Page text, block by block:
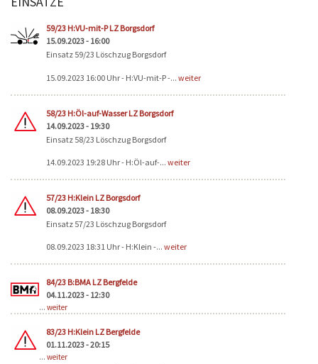
59/23 H:VU-mit-P LZ Borgsdorf
15.09.2023 - 16:00
Einsatz 59/23 Löschzug Borgsdorf
15.09.2023 16:00 Uhr - H:VU-mit-P -... weiter
58/23 H:Öl-auf-Wasser LZ Borgsdorf
14.09.2023 - 19:30
Einsatz 58/23 Löschzug Borgsdorf
14.09.2023 19:28 Uhr - H:Öl-auf-... weiter
57/23 H:Klein LZ Borgsdorf
08.09.2023 - 18:30
Einsatz 57/23 Löschzug Borgsdorf
08.09.2023 18:31 Uhr - H:Klein -... weiter
84/23 B:BMA LZ Bergfelde
04.11.2023 - 12:30
... weiter
83/23 H:Klein LZ Bergfelde
01.11.2023 - 20:15
... weiter
Seiten